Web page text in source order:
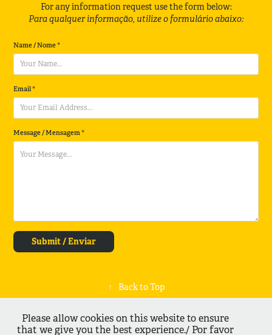
For any information request use the form below:
Para qualquer informação, utilize o formulário abaixo:
Name / Nome *
Email *
Message / Mensagem *
Submit / Enviar
↑ Back to Top
Please allow cookies on this website to ensure
that we give you the best experience./ Por favor